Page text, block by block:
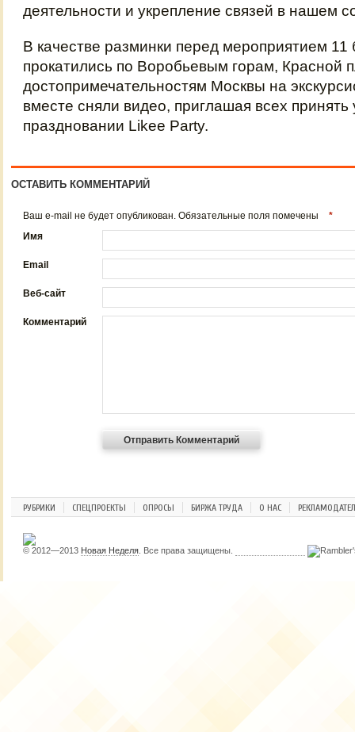
деятельности и укрепление связей в нашем
В качестве разминки перед мероприятием 11
прокатились по Воробьевым горам, Красной
достопримечательностям Москвы на
вместе сняли видео, приглашая всех принять
праздновании Likee Party.
ОСТАВИТЬ КОММЕНТАРИЙ
Ваш e-mail не будет опубликован. Обязательные поля помечены
*
Имя
Email
Веб-сайт
Комментарий
РУБРИКИ СПЕЦПРОЕКТЫ ОПРОСЫ БИРЖА ТРУДА О НАС
© 2012—2013 Новая Неделя . Все права защищены.